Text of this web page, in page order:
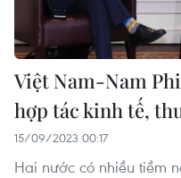
Việt Nam-Nam
hợp tác kinh tế,
15/09/2023 00:17
Hai nước có nhiều tiềm